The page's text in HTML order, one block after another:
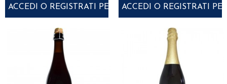
ACCEDI O REGISTRATI PER ACQUISTARE
ACCEDI O REGISTRATI